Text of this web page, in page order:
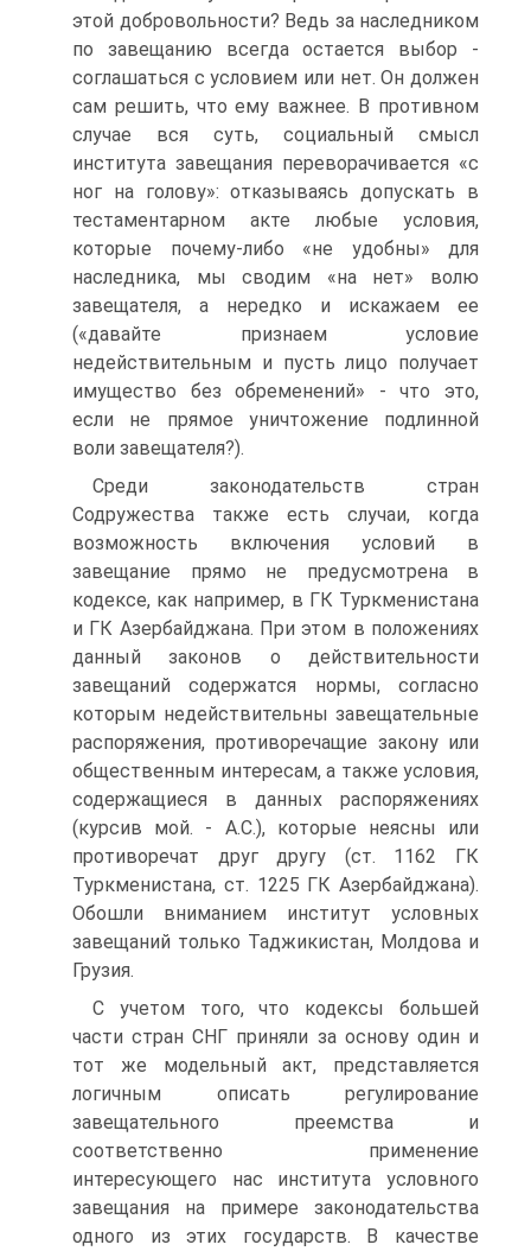
этой добровольности? Ведь за наследником
по завещанию всегда остается выбор -
соглашаться с условием или нет. Он должен
сам решить, что ему важнее. В противном
случае вся суть, социальный смысл
института завещания переворачивается «с
ног на голову»: отказываясь допускать в
тестаментарном акте любые условия,
которые почему-либо «не удобны» для
наследника, мы сводим «на нет» волю
завещателя, а нередко и искажаем ее
(«давайте признаем условие
недействительным и пусть лицо получает
имущество без обременений» - что это,
если не прямое уничтожение подлинной
воли завещателя?).
Среди законодательств стран
Содружества также есть случаи, когда
возможность включения условий в
завещание прямо не предусмотрена в
кодексе, как например, в ГК Туркменистана
и ГК Азербайджана. При этом в положениях
данный законов о действительности
завещаний содержатся нормы, согласно
которым недействительны завещательные
распоряжения, противоречащие закону или
общественным интересам, а также условия,
содержащиеся в данных распоряжениях
(курсив мой. - А.С.), которые неясны или
противоречат друг другу (ст. 1162 ГК
Туркменистана, ст. 1225 ГК Азербайджана).
Обошли вниманием институт условных
завещаний только Таджикистан, Молдова и
Грузия.
С учетом того, что кодексы большей
части стран СНГ приняли за основу один и
тот же модельный акт, представляется
логичным описать регулирование
завещательного преемства и
соответственно применение
интересующего нас института условного
завещания на примере законодательства
одного из этих государств. В качестве